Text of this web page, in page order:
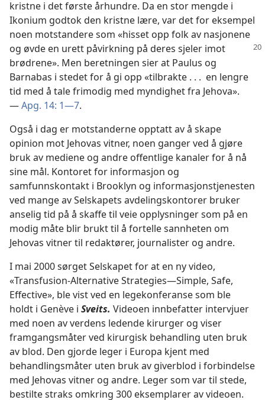
kristne i det første århundre. Da en stor mengde i
Ikonium godtok den kristne lære, var det for eksempel
noen motstandere som «hisset opp folk av nasjonene
og øvde en urett påvirkning på deres sjeler imot
brødrene». Men beretningen sier at Paulus og
Barnabas i stedet for å gi opp «tilbrakte . . . en lengre
tid med å tale frimodig med myndighet fra Jehova».
—Apg. 14: 1—7.
Også i dag er motstanderne opptatt av å skape
opinion mot Jehovas vitner, noen ganger ved å gjøre
bruk av mediene og andre offentlige kanaler for å nå
sine mål. Kontoret for informasjon og
samfunnskontakt i Brooklyn og informasjonstjenesten
ved mange av Selskapets avdelingskontorer bruker
anselig tid på å skaffe til veie opplysninger som på en
modig måte blir brukt til å fortelle sannheten om
Jehovas vitner til redaktører, journalister og andre.
I mai 2000 sørget Selskapet for at en ny video,
«Transfusion-Alternative Strategies—Simple, Safe,
Effective», ble vist ved en legekonferanse som ble
holdt i Genève i Sveits. Videoen innbefatter intervjuer
med noen av verdens ledende kirurger og viser
framgangsmåter ved kirurgisk behandling uten bruk
av blod. Den gjorde leger i Europa kjent med
behandlingsmåter uten bruk av giverblod i forbindelse
med Jehovas vitner og andre. Leger som var til stede,
bestilte straks omkring 300 eksemplarer av videoen.